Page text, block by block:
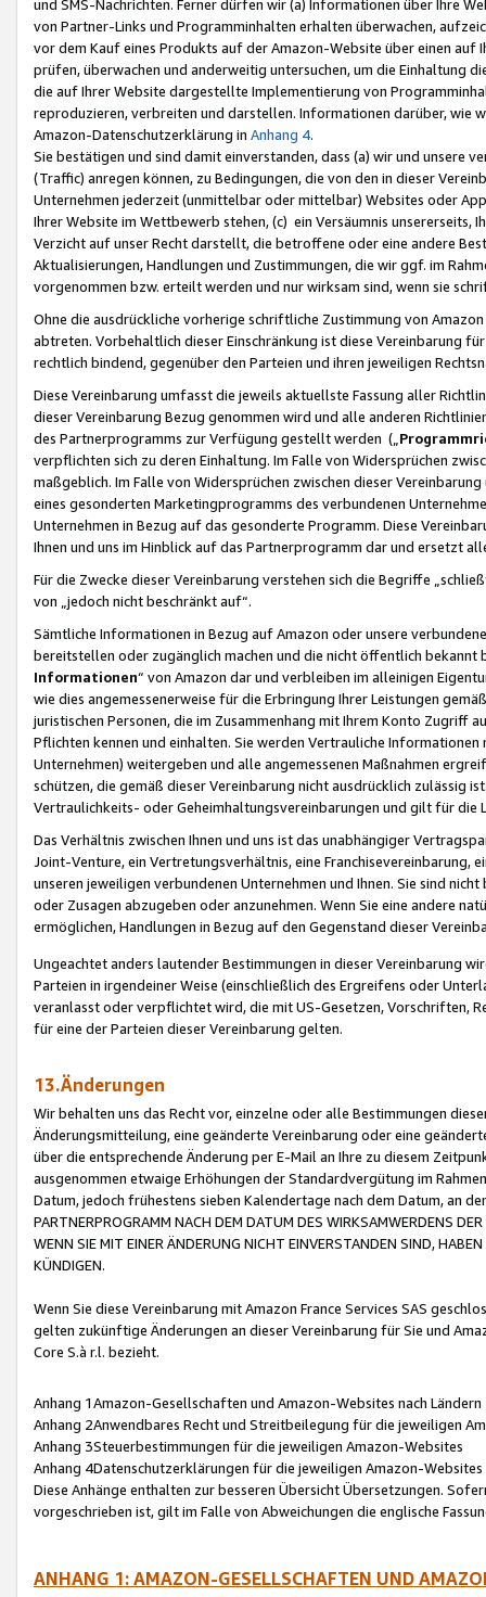
und SMS-Nachrichten. Ferner dürfen wir (a) Informationen über Ihre
von Partner-Links und Programminhalten erhalten überwachen,
vor dem Kauf eines Produkts auf der Amazon-Website über einen
prüfen, überwachen und anderweitig untersuchen, um die Einhaltung
die auf Ihrer Website dargestellte Implementierung von
reproduzieren, verbreiten und darstellen. Informationen darüber, wie
Amazon-Datenschutzerklärung in Anhang 4.
Sie bestätigen und sind damit einverstanden, dass (a) wir und
(Traffic) anregen können, zu Bedingungen, die von den in dieser
Unternehmen jederzeit (unmittelbar oder mittelbar) Websites oder
Ihrer Website im Wettbewerb stehen, (c) ein Versäumnis unsererseits,
Verzicht auf unser Recht darstellt, die betroffene oder eine andere
Aktualisierungen, Handlungen und Zustimmungen, die wir ggf. im
vorgenommen bzw. erteilt werden und nur wirksam sind, wenn sie
Ohne die ausdrückliche vorherige schriftliche Zustimmung von
abtreten. Vorbehaltlich dieser Einschränkung ist diese Vereinbarung
rechtlich bindend, gegenüber den Parteien und ihren jeweiligen
Diese Vereinbarung umfasst die jeweils aktuellste Fassung aller
dieser Vereinbarung Bezug genommen wird und alle anderen
des Partnerprogramms zur Verfügung gestellt werden („
verpflichten sich zu deren Einhaltung. Im Falle von Widersprüchen
maßgeblich. Im Falle von Widersprüchen zwischen dieser
eines gesonderten Marketingprogramms des verbundenen
Unternehmen in Bezug auf das gesonderte Programm. Diese
Ihnen und uns im Hinblick auf das Partnerprogramm dar und ersetzt
Für die Zwecke dieser Vereinbarung verstehen sich die Begriffe
von „jedoch nicht beschränkt auf“.
Sämtliche Informationen in Bezug auf Amazon oder unsere
bereitstellen oder zugänglich machen und die nicht öffentlich
Informationen“ von Amazon dar und verbleiben im alleinigen
wie dies angemessenerweise für die Erbringung Ihrer Leistungen
juristischen Personen, die im Zusammenhang mit Ihrem Konto
Pflichten kennen und einhalten. Sie werden Vertrauliche
Unternehmen) weitergeben und alle angemessenen Maßnahmen
schützen, die gemäß dieser Vereinbarung nicht ausdrücklich zulässig
Vertraulichkeits- oder Geheimhaltungsvereinbarungen und gilt für die
Das Verhältnis zwischen Ihnen und uns ist das unabhängiger
Joint-Venture, ein Vertretungsverhältnis, eine Franchisevereinbarung,
unseren jeweiligen verbundenen Unternehmen und Ihnen. Sie sind
oder Zusagen abzugeben oder anzunehmen. Wenn Sie eine andere
ermöglichen, Handlungen in Bezug auf den Gegenstand dieser
Ungeachtet anders lautender Bestimmungen in dieser Vereinbarung
Parteien in irgendeiner Weise (einschließlich des Ergreifens oder
veranlasst oder verpflichtet wird, die mit US-Gesetzen, Vorschriften,
für eine der Parteien dieser Vereinbarung gelten.
13.Änderungen
Wir behalten uns das Recht vor, einzelne oder alle Bestimmungen
Änderungsmitteilung, eine geänderte Vereinbarung oder eine
über die entsprechende Änderung per E-Mail an Ihre zu diesem
ausgenommen etwaige Erhöhungen der Standardvergütung im
Datum, jedoch frühestens sieben Kalendertage nach dem Datum, an
PARTNERPROGRAMM NACH DEM DATUM DES WIRKSAMWERDENS
WENN SIE MIT EINER ÄNDERUNG NICHT EINVERSTANDEN SIND,
KÜNDIGEN.
Wenn Sie diese Vereinbarung mit Amazon France Services SAS
gelten zukünftige Änderungen an dieser Vereinbarung für Sie und
Core S.à r.l. bezieht.
Anhang 1Amazon-Gesellschaften und Amazon-Websites nach Ländern
Anhang 2Anwendbares Recht und Streitbeilegung für die jeweiligen
Anhang 3Steuerbestimmungen für die jeweiligen Amazon-Websites
Anhang 4Datenschutzerklärungen für die jeweiligen Amazon-Websites
Diese Anhänge enthalten zur besseren Übersicht Übersetzungen.
vorgeschrieben ist, gilt im Falle von Abweichungen die englische
ANHANG 1: AMAZON-GESELLSCHAFTEN UND